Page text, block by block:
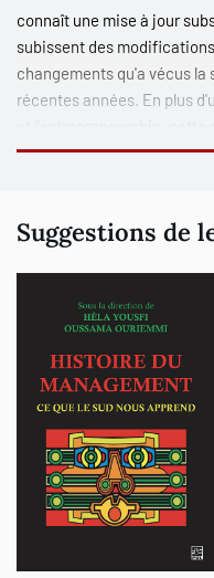
connaît une mise à jour
subissent des
changements qu'a vécus
récentes années. En plus
d'évaluation du potentiel
Suggestions de